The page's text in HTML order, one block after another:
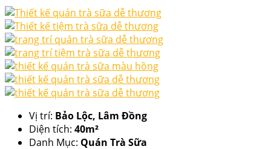
Vị trí: Bảo Lộc, Lâm Đồng
Diện tích: 40m²
Danh Mục: Quán Trà Sữa